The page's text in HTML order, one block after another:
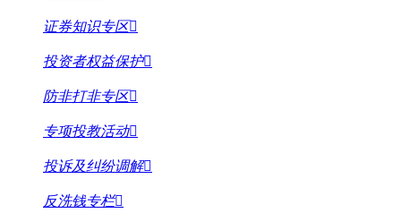
证券知识专区
投资者权益保护
防非打非专区
专项投教活动
投诉及纠纷调解
反洗钱专栏